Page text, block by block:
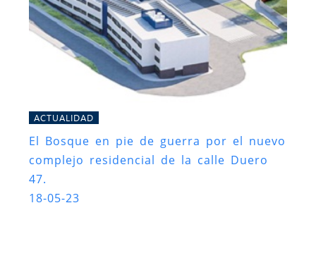
ACTUALIDAD
El Bosque en pie de guerra por el nuevo
complejo residencial de la calle Duero
47.
18-05-23